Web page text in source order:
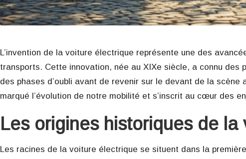
L’invention de la voiture électrique représente une des
transports. Cette innovation, née au XIXe siècle, a connu des
des phases d’oubli avant de revenir sur le devant de la
marqué l’évolution de notre mobilité et s’inscrit au cœur des
Les origines historiques de
Les racines de la voiture électrique se situent dans la